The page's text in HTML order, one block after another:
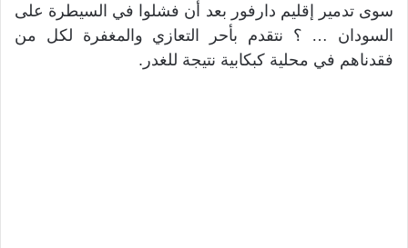
سوى تدمير إقليم دارفور بعد أن فشلوا في السيطرة على
السودان … ؟ نتقدم بأحر التعازي والمغفرة لكل من
فقدناهم في محلية كبكابية نتيجة للغدر.